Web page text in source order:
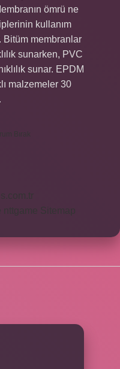
ömrü ne
kullanım
Bitüm membranlar
sunarken, PVC
sunar. EPDM
malzemeler 30
Bırak
nttgame Sitemap